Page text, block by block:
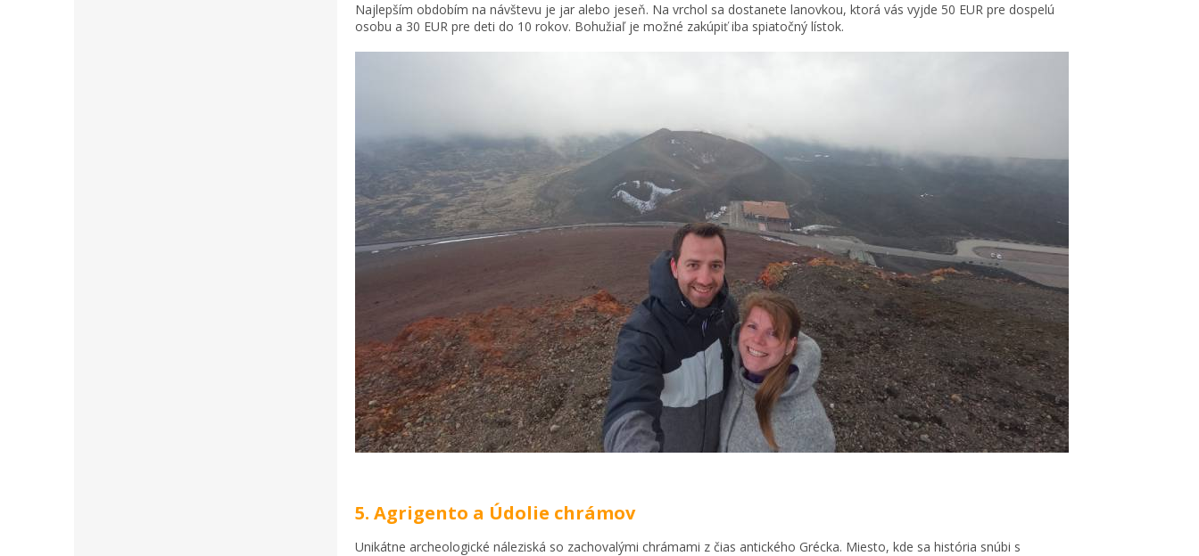
Najlepším obdobím na návštevu je jar alebo jeseň. Na vrchol sa dostanete lanovkou, ktorá vás vyjde 50 EUR pre dospelú
osobu a 30 EUR pre deti do 10 rokov. Bohužiaľ je možné zakúpiť iba spiatočný lístok.
5. Agrigento a Údolie chrámov
Unikátne archeologické náleziská so zachovalými chrámami z čias antického Grécka. Miesto, kde sa história snúbi s